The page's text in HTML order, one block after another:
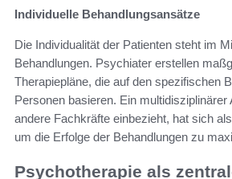
Individuelle Behandlungsansätze
Die Individualität der Patienten steht im
Behandlungen. Psychiater erstellen
Therapiepläne, die auf den spezifischen
Personen basieren. Ein multidisziplinärer
andere Fachkräfte einbezieht, hat sich
um die Erfolge der Behandlungen zu
Psychotherapie als